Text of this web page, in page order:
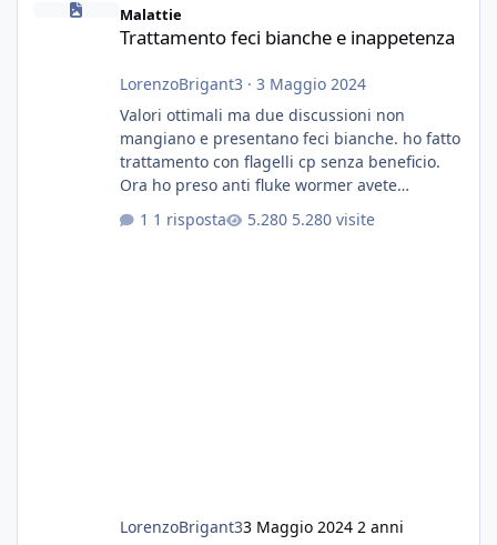
Malattie
Trattamento feci bianche e inappetenza
LorenzoBrigant3 · 3 Maggio 2024
Valori ottimali ma due discussioni non
mangiano e presentano feci bianche. ho fatto
trattamento con flagelli cp senza beneficio.
Ora ho preso anti fluke wormer avete
esperienza nel trattamento con questa
sostanza
1 risposta 5.280 visite
LorenzoBrigant33 Maggio 2024 2 anni